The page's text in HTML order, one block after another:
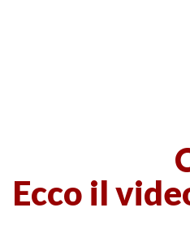
Ecco il